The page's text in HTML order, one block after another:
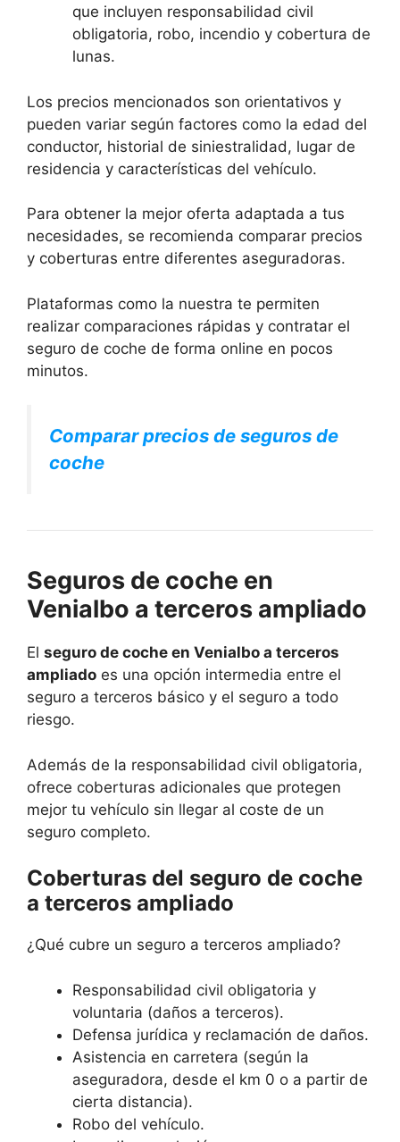
que incluyen responsabilidad civil
obligatoria, robo, incendio y cobertura de
lunas.
Los precios mencionados son orientativos y
pueden variar según factores como la edad del
conductor, historial de siniestralidad, lugar de
residencia y características del vehículo.
Para obtener la mejor oferta adaptada a tus
necesidades, se recomienda comparar precios
y coberturas entre diferentes aseguradoras.
Plataformas como la nuestra te permiten
realizar comparaciones rápidas y contratar el
seguro de coche de forma online en pocos
minutos.
Comparar precios de seguros de
coche
Seguros de coche en
Venialbo a terceros ampliado
El seguro de coche en Venialbo a terceros
ampliado es una opción intermedia entre el
seguro a terceros básico y el seguro a todo
riesgo.
Además de la responsabilidad civil obligatoria,
ofrece coberturas adicionales que protegen
mejor tu vehículo sin llegar al coste de un
seguro completo.
Coberturas del seguro de coche
a terceros ampliado
¿Qué cubre un seguro a terceros ampliado?
Responsabilidad civil obligatoria y
voluntaria (daños a terceros).
Defensa jurídica y reclamación de daños.
Asistencia en carretera (según la
aseguradora, desde el km 0 o a partir de
cierta distancia).
Robo del vehículo.